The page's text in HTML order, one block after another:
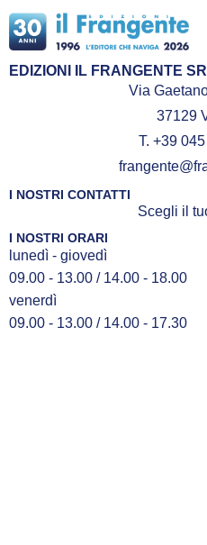
EDIZIONI IL FRANGENTE
Via
37129
T. +39
I NOSTRI CONTATTI
Scegli il
I NOSTRI ORARI
lunedì - giovedì
09.00 - 13.00 / 14.00 - 18.00
venerdì
09.00 - 13.00 / 14.00 - 17.30